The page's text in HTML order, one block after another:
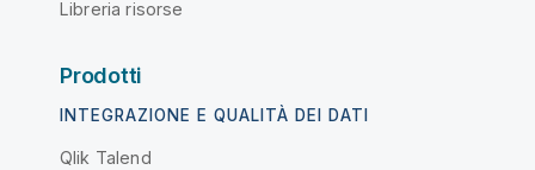
Libreria risorse
Prodotti
INTEGRAZIONE E QUALITÀ DEI DATI
Qlik Talend